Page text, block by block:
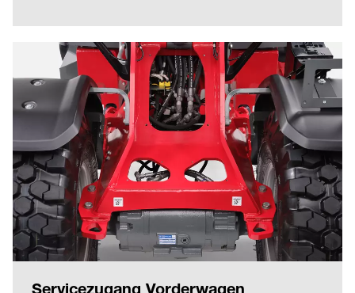
Die Heizung mit optimierter Luftzirkulation und
die optionale Klimaanlage ermöglichen konstant
angenehme Temperaturen. Die ergonomisch
angeordneten Bedienelemente, das
ansprechende Interieur und die reduzierten
Vibrationen und Geräusche im Innenraum
erhöhen den Komfort für den Fahrer.